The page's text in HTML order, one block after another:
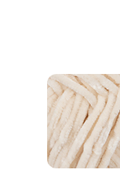
Papier - karton
Kaarten maken
Boetseren -